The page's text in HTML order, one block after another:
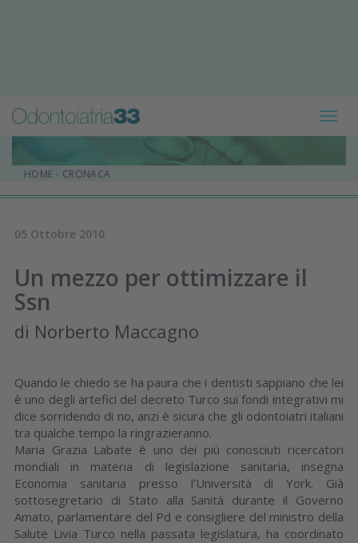
HOME - CRONACA
05 Ottobre 2010
Un mezzo per ottimizzare il
Ssn
di Norberto Maccagno
Quando le chiedo se ha paura che i dentisti sappiano che lei
è uno degli artefici del decreto Turco sui fondi integrativi mi
dice sorridendo di no, anzi è sicura che gli odontoiatri italiani
tra qualche tempo la ringrazieranno.
Maria Grazia Labate è uno dei più conosciuti ricercatori
mondiali in materia di legislazione sanitaria, insegna
Economia sanitaria presso l’Università di York. Già
sottosegretario di Stato alla Sanità durante il Governo
Amato, parlamentare del Pd e consigliere del ministro della
Salute Livia Turco nella passata legislatura, ha coordinato